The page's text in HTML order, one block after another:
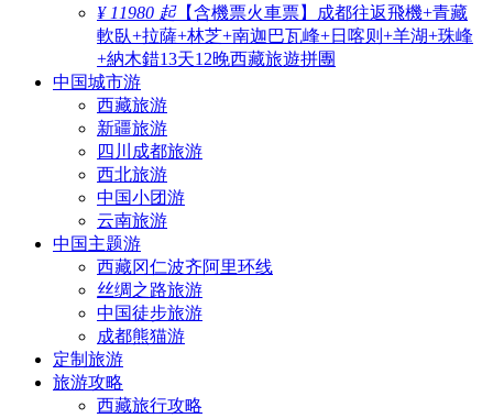
¥ 11980 起【含機票火車票】成都往返飛機+青藏
軟臥+拉薩+林芝+南迦巴瓦峰+日喀则+羊湖+珠峰
+納木錯13天12晚西藏旅遊拼團
中国城市游
西藏旅游
新疆旅游
四川成都旅游
西北旅游
中国小团游
云南旅游
中国主题游
西藏冈仁波齐阿里环线
丝绸之路旅游
中国徒步旅游
成都熊猫游
定制旅游
旅游攻略
西藏旅行攻略